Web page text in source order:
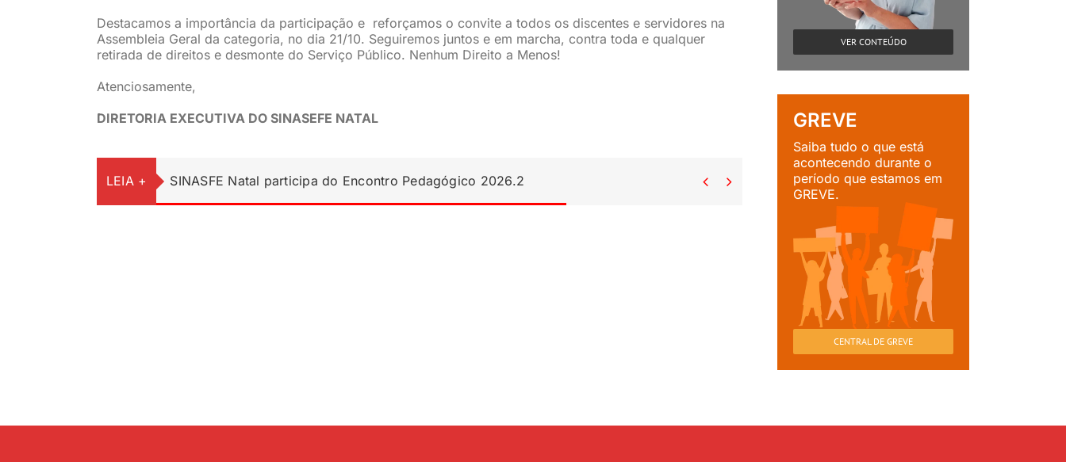
Destacamos a importância da participação e reforçamos o convite a todos os discentes e servidores na
Assembleia Geral da categoria, no dia 21/10. Seguiremos juntos e em marcha, contra toda e qualquer
retirada de direitos e desmonte do Serviço Público. Nenhum Direito a Menos!
Atenciosamente,
DIRETORIA EXECUTIVA DO SINASEFE NATAL
LEIA + SINASFE Natal participa do Encontro Pedagógico 2026.2  
VER CONTEÚDO
GREVE
Saiba tudo o que está
acontecendo durante o
período que estamos em
GREVE.
CENTRAL DE GREVE